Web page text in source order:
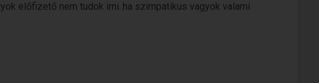
előfizető nem tudok irni..ha szimpatikus vagyok valami